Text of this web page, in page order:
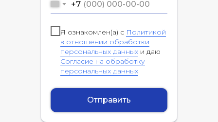
+7
Я ознакомлен(а) с Политикой
в отношении обработки
персональных данных и даю
Согласие на обработку
персональных данных
Отправить